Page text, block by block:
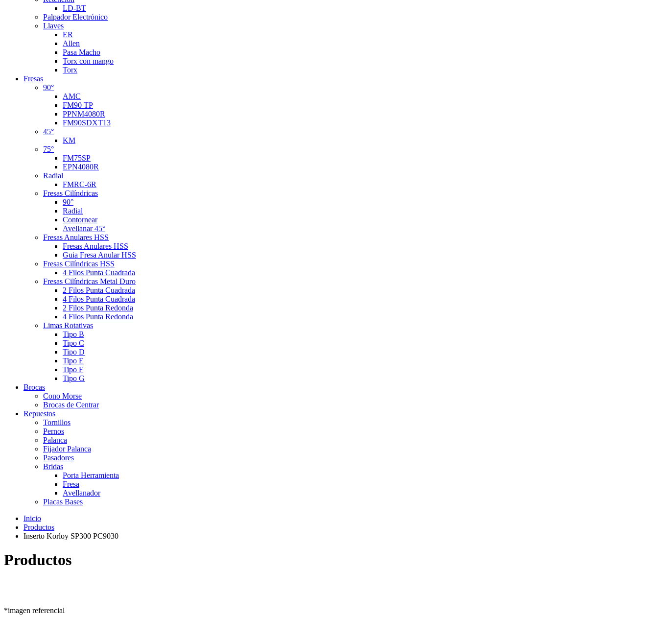
LD-BT
Palpador Electrónico
Llaves
ER
Allen
Pasa Macho
Torx con mango
Torx
Fresas
90°
AMC
FM90 TP
PPNM4080R
FM90SDXT13
45°
KM
75°
FM75SP
EPN4080R
Radial
FMRC-6R
Fresas Cilíndricas
90°
Radial
Contornear
Avellanar 45°
Fresas Anulares HSS
Fresas Anulares HSS
Guia Fresa Anular HSS
Fresas Cilíndricas HSS
4 Filos Punta Cuadrada
Fresas Cilíndricas Metal Duro
2 Filos Punta Cuadrada
4 Filos Punta Cuadrada
2 Filos Punta Redonda
4 Filos Punta Redonda
Limas Rotativas
Tipo B
Tipo C
Tipo D
Tipo E
Tipo F
Tipo G
Brocas
Cono Morse
Brocas de Centrar
Repuestos
Tornillos
Pernos
Palanca
Fijador Palanca
Pasadores
Bridas
Porta Herramienta
Fresa
Avellanador
Placas Bases
Inicio
Productos
Inserto Korloy SP300 PC9030
Productos
*imagen referencial